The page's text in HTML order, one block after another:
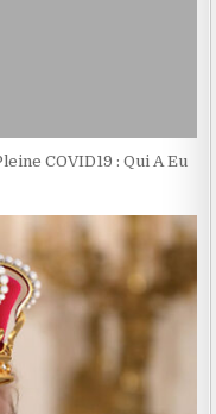
COVID19 : Qui A Eu